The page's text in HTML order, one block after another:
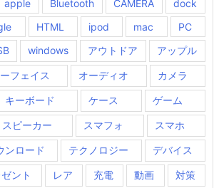
apple Bluetooth CAMERA
dock
HTML ipod mac
PC
windows アウトドア アップル
フェイス オーディオ カメラ
キーボード ケース ゲーム
スピーカー スマフォ スマホ
ンロード テクノロジー デバイス
ント レア 充電 動画 対策